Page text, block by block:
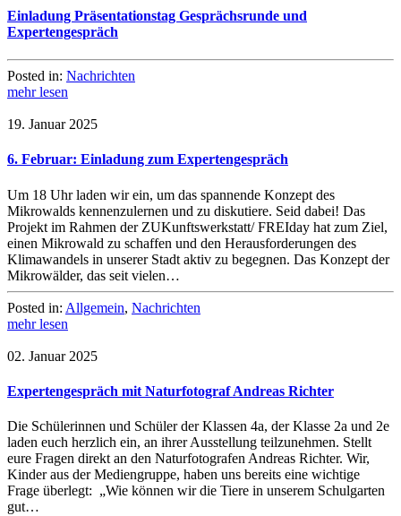
Einladung Präsentationstag Gesprächsrunde und
Expertengespräch
Posted in: Nachrichten
mehr lesen
19. Januar 2025
6. Februar: Einladung zum Expertengespräch
Um 18 Uhr laden wir ein, um das spannende Konzept des
Mikrowalds kennenzulernen und zu diskutiere. Seid dabei! Das
Projekt im Rahmen der ZUKunftswerkstatt/ FREIday hat zum Ziel,
einen Mikrowald zu schaffen und den Herausforderungen des
Klimawandels in unserer Stadt aktiv zu begegnen. Das Konzept der
Mikrowälder, das seit vielen…
Posted in: Allgemein, Nachrichten
mehr lesen
02. Januar 2025
Expertengespräch mit Naturfotograf Andreas Richter
Die Schülerinnen und Schüler der Klassen 4a, der Klasse 2a und 2e
laden euch herzlich ein, an ihrer Ausstellung teilzunehmen. Stellt
eure Fragen direkt an den Naturfotografen Andreas Richter. Wir,
Kinder aus der Mediengruppe, haben uns bereits eine wichtige
Frage überlegt: „Wie können wir die Tiere in unserem Schulgarten
gut…